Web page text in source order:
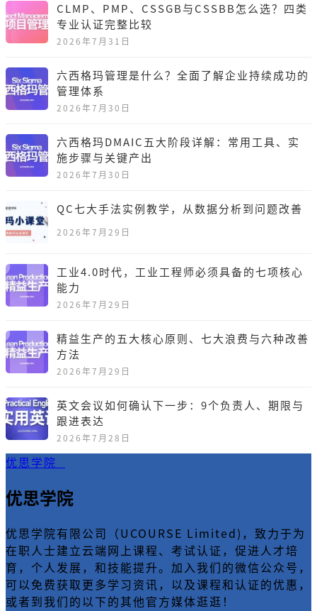
CLMP、PMP、CSSGB与CSSBB怎么选？四类
专业认证完整比较
2026年7月31日
六西格玛管理是什么？全面了解企业持续成功的
管理体系
2026年7月30日
六西格玛DMAIC五大阶段详解：常用工具、实
施步骤与关键产出
2026年7月30日
QC七大手法实例教学，从数据分析到问题改善
2026年7月29日
工业4.0时代，工业工程师必须具备的七项核心
能力
2026年7月29日
精益生产的五大核心原则、七大浪费与六种改善
方法
2026年7月29日
英文会议如何确认下一步：9个负责人、期限与
跟进表达
2026年7月28日
优思学院
优思学院
优思学院有限公司（UCOURSE Limited)，致力于为
在职人士建立云端网上课程、考试认证，促进人才培
育，个人发展，和技能提升。加入我们的微信公众号，
可以免费获取更多学习资讯，以及课程和认证的优惠，
或者到我们的以下的其他官方媒体逛逛！